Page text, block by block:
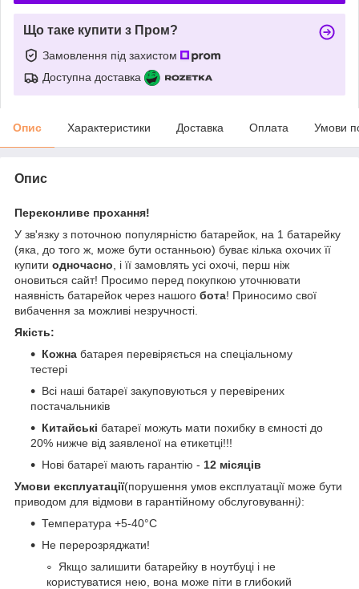
Що таке купити з Пром?
Замовлення під захистом
Доступна доставка
Опис Характеристики Доставка Оплата Умови
Опис
Переконливе прохання!
У зв'язку з поточною популярністю батарейок, на 1 батарейку
(яка, до того ж, може бути останньою) буває кілька охочих її
купити одночасно , і її замовлять усі охочі, перш ніж
оновиться сайт! Просимо перед покупкою уточнювати
наявність батарейок через нашого бота! Приносимо свої
вибачення за можливі незручності.
Якість:
Кожна батарея перевіряється на спеціальному
тестері
Всі наші батареї закуповуються у перевірених
постачальників
Китайські батареї можуть мати похибку в ємності до
20% нижче від заявленої на етикетці!!!
Нові батареї мають гарантію - 12 місяців
Умови експлуатації(порушення умов експлуатації може бути
приводом для відмови в гарантійному обслуговуванні):
Температура +5-40°С
Не перерозряджати!
Якщо залишити батарейку в ноутбуці і не
користуватися нею, вона може піти в глибокий